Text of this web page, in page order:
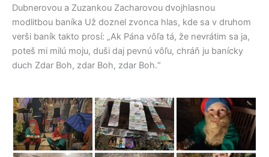
Dubnerovou a Zuzankou Zacharovou dvojhlasnou
modlitbou baníka Už doznel zvonca hlas, kde sa v druhom
verši baník takto prosí: „Ak Pána vôľa tá, že nevrátim sa ja,
poteš mi milú moju, duši daj pevnú vôľu, chráň ju banícky
duch Zdar Boh, zdar Boh, zdar Boh.“